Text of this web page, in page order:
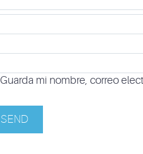
Guarda mi nombre, correo